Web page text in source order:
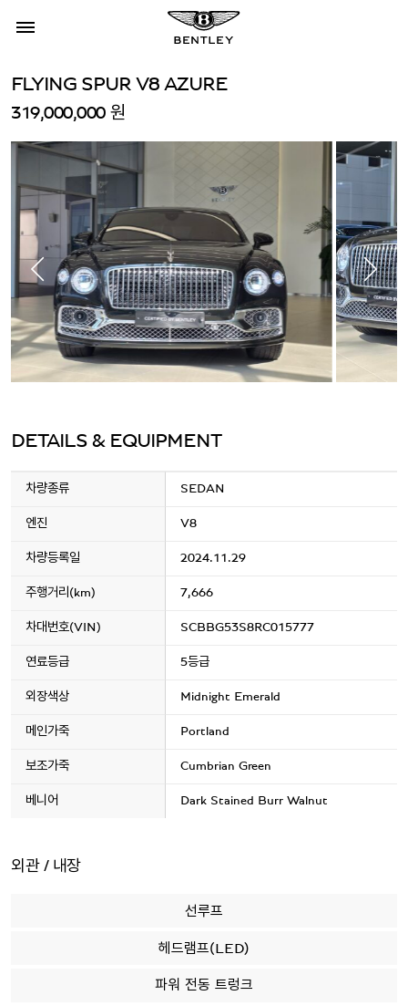
FLYING SPUR V8 AZURE
319,000,000 원
DETAILS & EQUIPMENT
차량종류 SEDAN
엔진 V8
차량등록일 2024.11.29
주행거리(km) 7,666
차대번호(VIN) SCBBG53S8RC015777
연료등급 5등급
외장색상 Midnight Emerald
메인가죽 Portland
보조가죽 Cumbrian Green
베니어 Dark Stained Burr Walnut
외관 / 내장
선루프
헤드램프(LED)
파워 전동 트렁크